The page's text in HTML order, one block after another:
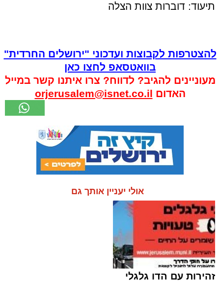
תיעוד: דוברות צוות הצלה
להצטרפות לקבוצות ועדכוני "ירושלים החרדית"
בוואטסאפ לחצו כאן
מעוניינים להגיב? לדווח? צרו איתנו קשר במייל
האדום orjerusalem@isnet.co.il
אולי יעניין אותך גם
זהירות עם הדו גלגלי